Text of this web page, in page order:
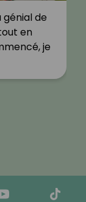
génial de
en
je